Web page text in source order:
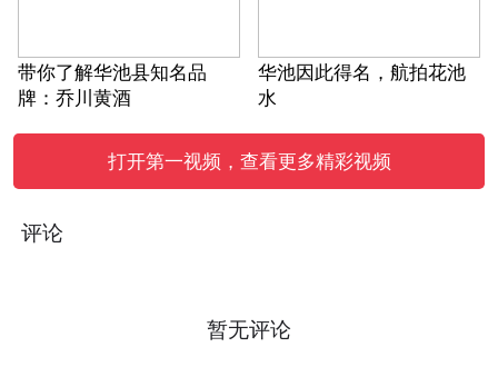
带你了解华池县知名品
牌：乔川黄酒
华池因此得名，航拍花池
水
打开第一视频，查看更多精彩视频
评论
暂无评论